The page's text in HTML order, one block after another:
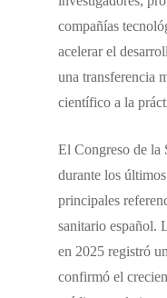
compañías
acelerar el
una transferencia
científico a la
El Congreso de la
durante los
principales
sanitario español.
en 2025 registró
confirmó el